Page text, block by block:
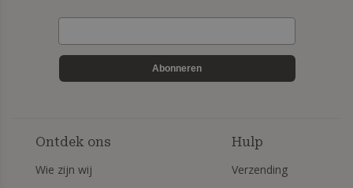
Abonneren
Ontdek ons
Wie zijn wij
Hulp
Verzending